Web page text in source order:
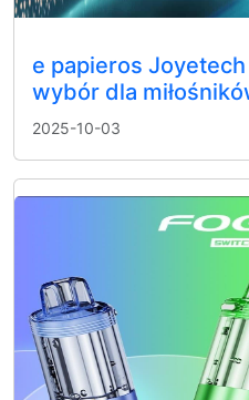
e papieros
wybór dla
2025-10-03